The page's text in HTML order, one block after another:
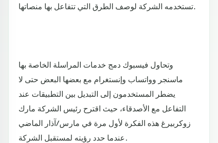
تستخدمه الشركة لوصف الطرق التي تتفاعل بها منصاتها.
وتحاول فيسبوك دمج خدمات المراسلة الخاصة بها
ماسنجر وواتساب وإنستغرام مع بعضها البعض حتى لا
يضطر المستخدمون إلى التبديل بين التطبيقات عند
التفاعل مع الأصدقاء، حيث اقترح رئيس الشركة مارك
زوكربيرغ هذه الفكرة لأول مرة في مارس/آذار الماضي
عندما حدد رؤيته لمستقبل الشركة.